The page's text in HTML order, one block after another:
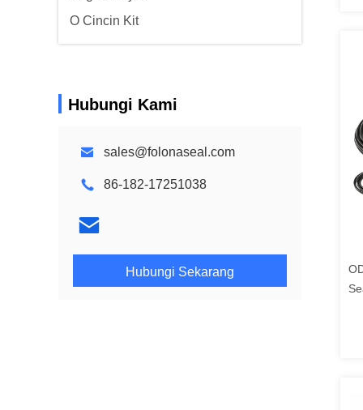
O Cincin Kit
Hubungi Kami
sales@folonaseal.com
86-182-17251038
Hubungi Sekarang